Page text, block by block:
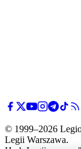
© 1999–2026
Legii Warszawa.